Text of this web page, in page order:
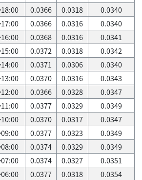
0.0366 0.0318
0.0340
0.0366 0.0316
0.0340
0.0368 0.0316
0.0341
0.0372 0.0318
0.0342
0.0371 0.0306
0.0340
0.0370 0.0316
0.0343
0.0366 0.0328
0.0347
0.0377 0.0329
0.0349
0.0370 0.0317
0.0347
0.0377 0.0323
0.0349
0.0374 0.0329
0.0349
0.0374 0.0327
0.0351
0.0377 0.0318
0.0354